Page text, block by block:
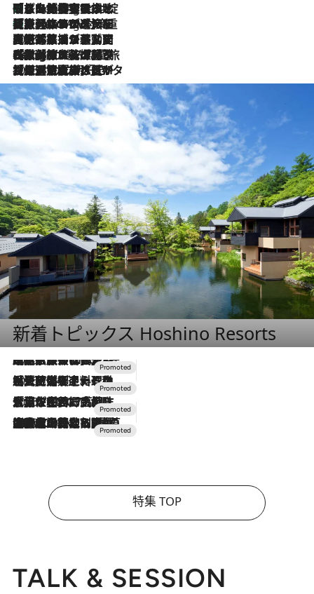
1 Hour Ago
「旅先には金髪ウィッグを持参」日本と同じメイクでは損してる!? 美容ジャーナリストが提案する“掟破りの旅美容”とは
1 Hour Ago
【厳選旅コスメ】「身軽さ＆UV対策重視！」ヘアアーティストshucoが選んだ夏旅ベストコスメを発表【Mサイズジップ】
2026.8.5
【厳選旅コスメ】国内をあちこち移動する河井菜摘が選んだ夏旅ベストコスメ発表！「リラックスアイテムはマスト」【Mサイズジップ】
2026.8.4
【厳選旅コスメ】「紫外線＆乾燥対策しながらメイク感も！」ヘア＆メイクGeorgeが選んだ夏旅ベストコスメを発表！【Mサイズジップ】
2026.8.3
【厳選旅コスメ】「保湿もタイパ重視！」“サウナ好き”タレント清水みさとが愛用する夏旅ベストコスメを発表！【Mサイズジップ】
新着トピックス Hoshino Resorts
2026.7.31
【ホテル帰省】という選択肢をOMOが提案。家族とほどよい距離を保つには「昼は実家、夜は気兼ねなくホテルで！」
2026.7.24
【夏限定ディナーコース】旬を迎える稚鮎や花ズッキーニなどをイタリア・トスカーナの郷土料理の手法で満喫！
2026.7.17
「土佐和ハーブかき氷」がOMO7高知に登場！生姜、山椒、大葉など目にも舌にも涼を呼ぶ郷土の味
2026.7.10
NEW OPEN！【界 草津】名湯の地に誕生。趣の異なる2種の温泉と上州ならではの会席・蕎麦割烹など美食を味わう究極の癒やし旅
特集 TOP
TALK & SESSION